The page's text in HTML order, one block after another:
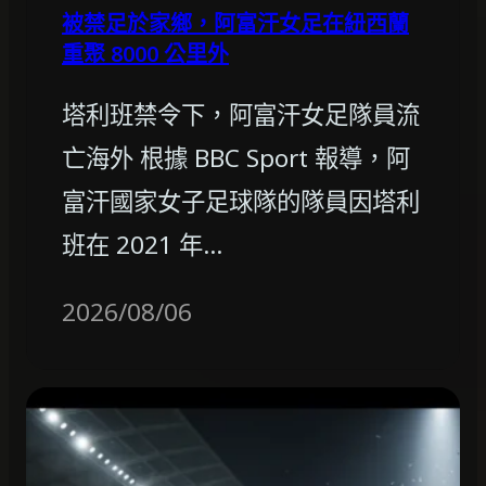
被禁足於家鄉，阿富汗女足在紐西蘭
重聚 8000 公里外
塔利班禁令下，阿富汗女足隊員流
亡海外 根據 BBC Sport 報導，阿
富汗國家女子足球隊的隊員因塔利
班在 2021 年…
2026/08/06